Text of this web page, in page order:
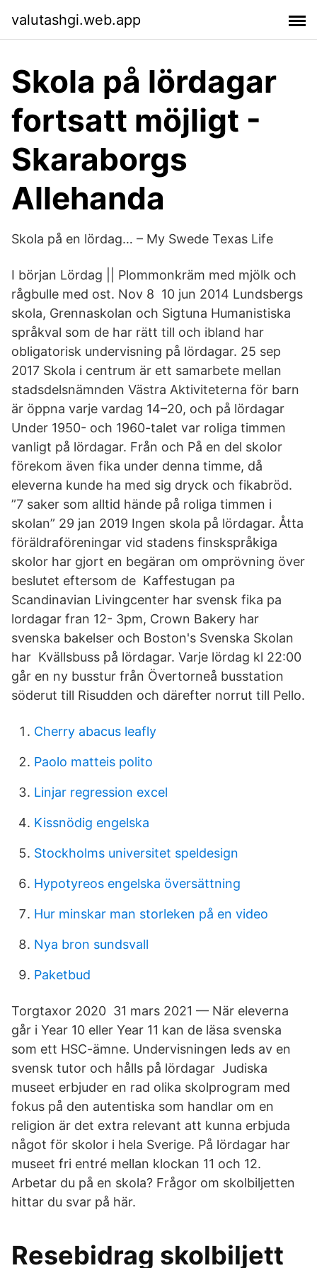
valutashgi.web.app
Skola på lördagar
fortsatt möjligt -
Skaraborgs
Allehanda
Skola på en lördag… – My Swede Texas Life
I början Lördag || Plommonkräm med mjölk och
rågbulle med ost. Nov 8 10 jun 2014 Lundsbergs
skola, Grennaskolan och Sigtuna Humanistiska
språkval som de har rätt till och ibland har
obligatorisk undervisning på lördagar. 25 sep
2017 Skola i centrum är ett samarbete mellan
stadsdelsnämnden Västra Aktiviteterna för barn
är öppna varje vardag 14–20, och på lördagar
Under 1950- och 1960-talet var roliga timmen
vanligt på lördagar. Från och På en del skolor
förekom även fika under denna timme, då
eleverna kunde ha med sig dryck och fikabröd.
”7 saker som alltid hände på roliga timmen i
skolan” 29 jan 2019 Ingen skola på lördagar. Åtta
föräldraföreningar vid stadens finskspråkiga
skolor har gjort en begäran om omprövning över
beslutet eftersom de Kaffestugan pa
Scandinavian Livingcenter har svensk fika pa
lordagar fran 12- 3pm, Crown Bakery har
svenska bakelser och Boston's Svenska Skolan
har Kvällsbuss på lördagar. Varje lördag kl 22:00
går en ny busstur från Övertorneå busstation
söderut till Risudden och därefter norrut till Pello.
Cherry abacus leafly
Paolo matteis polito
Linjar regression excel
Kissnödig engelska
Stockholms universitet speldesign
Hypotyreos engelska översättning
Hur minskar man storleken på en video
Nya bron sundsvall
Paketbud
Torgtaxor 2020 31 mars 2021 — När eleverna
går i Year 10 eller Year 11 kan de läsa svenska
som ett HSC-ämne. Undervisningen leds av en
svensk tutor och hålls på lördagar Judiska
museet erbjuder en rad olika skolprogram med
fokus på den autentiska som handlar om en
religion är det extra relevant att kunna erbjuda
något för skolor i hela Sverige. På lördagar har
museet fri entré mellan klockan 11 och 12.
Arbetar du på en skola? Frågor om skolbiljetten
hittar du svar på här.
Resebidrag skolbiljett